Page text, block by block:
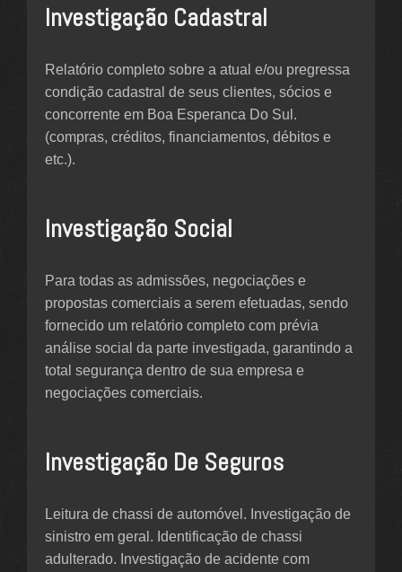
Investigação Cadastral
Relatório completo sobre a atual e/ou pregressa
condição cadastral de seus clientes, sócios e
concorrente em Boa Esperanca Do Sul.
(compras, créditos, financiamentos, débitos e
etc.).
Investigação Social
Para todas as admissões, negociações e
propostas comerciais a serem efetuadas, sendo
fornecido um relatório completo com prévia
análise social da parte investigada, garantindo a
total segurança dentro de sua empresa e
negociações comerciais.
Investigação De Seguros
Leitura de chassi de automóvel. Investigação de
sinistro em geral. Identificação de chassi
adulterado. Investigação de acidente com